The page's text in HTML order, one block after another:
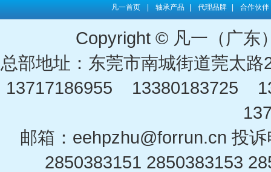
凡一首页 轴承产品 代理品牌 合作伙伴
Copyright © 凡一（广东
总部地址：东莞市南城街道莞太
13717186955 13380183725
邮箱：eehpzhu@for​run.cn 投
2850383151 2850383153